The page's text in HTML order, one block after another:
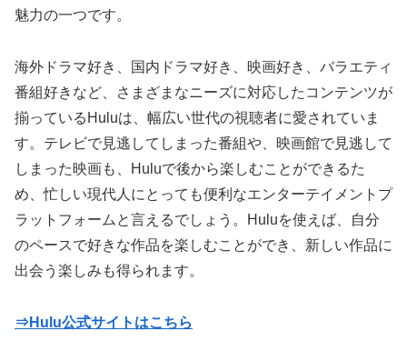
魅力の一つです。
海外ドラマ好き、国内ドラマ好き、映画好き、バラエティ
番組好きなど、さまざまなニーズに対応したコンテンツが
揃っているHuluは、幅広い世代の視聴者に愛されていま
す。テレビで見逃してしまった番組や、映画館で見逃して
しまった映画も、Huluで後から楽しむことができるた
め、忙しい現代人にとっても便利なエンターテイメントプ
ラットフォームと言えるでしょう。Huluを使えば、自分
のペースで好きな作品を楽しむことができ、新しい作品に
出会う楽しみも得られます。
⇒Hulu公式サイトはこちら